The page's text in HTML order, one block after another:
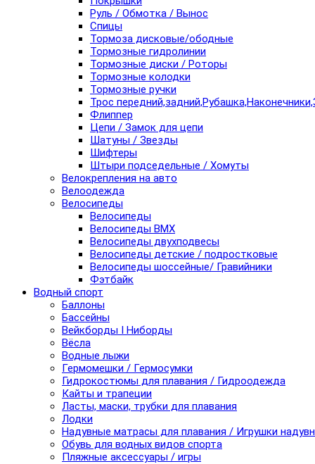
Руль / Обмотка / Вынос
Спицы
Тормоза дисковые/ободные
Тормозные гидролинии
Тормозные диски / Роторы
Тормозные колодки
Тормозные ручки
Трос
Флиппер
Цепи / Замок для цепи
Шатуны / Звезды
Шифтеры
Штыри подседельные / Хомуты
Велокрепления на авто
Велоодежда
Велосипеды
Велосипеды
Велосипеды BMX
Велосипеды двухподвесы
Велосипеды детские / подростковые
Велосипеды шоссейные/ Гравийники
Фэтбайк
Водный спорт
Баллоны
Бассейны
Вейкборды I Ниборды
Вёсла
Водные лыжи
Гермомешки / Гермосумки
Гидрокостюмы для плавания / Гидроодежда
Кайты и трапеции
Ласты, маски, трубки для плавания
Лодки
Надувные матрасы для плавания / Игрушки
Обувь для водных видов спорта
Пляжные аксессуары / игры